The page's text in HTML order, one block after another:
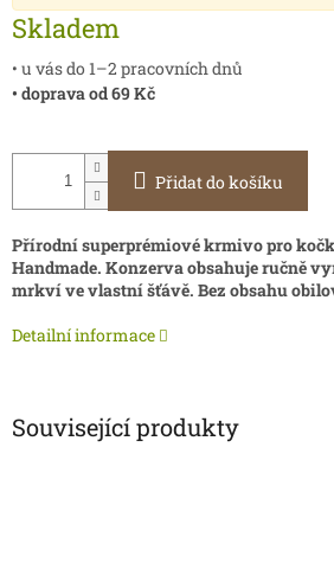
Skladem
• u vás do 1–2 pracovních dnů
• doprava od 69 Kč
Přidat do košíku
Přírodní superprémiové krmivo pro
Handmade. Konzerva obsahuje ručně
mrkví ve vlastní šťávě. Bez obsahu
Detailní informace
Související produkty